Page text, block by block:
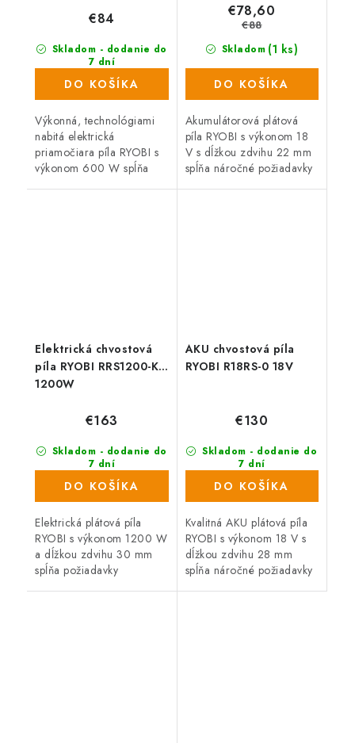
Skladom - dodanie do
7 dní
(864 ks)
€84
DO KOŠÍKA
Výkonná, technológiami
nabitá elektrická
priamočiara píla RYOBI s
výkonom 600 W spĺňa
Skladom (1 ks)
€78,60
€88
DO KOŠÍKA
Akumulátorová plátová
píla RYOBI s výkonom 18
V s dĺžkou zdvihu 22 mm
spĺňa náročné požiadavky
Elektrická chvostová
píla RYOBI RRS1200-K,
1200W
Skladom - dodanie do
7 dní
(335 ks)
€163
DO KOŠÍKA
Elektrická plátová píla
RYOBI s výkonom 1200 W
a dĺžkou zdvihu 30 mm
spĺňa požiadavky
AKU chvostová píla
RYOBI R18RS-0 18V
Skladom - dodanie do
7 dní
(>1000 ks)
€130
DO KOŠÍKA
Kvalitná AKU plátová píla
RYOBI s výkonom 18 V s
dĺžkou zdvihu 28 mm
spĺňa náročné požiadavky